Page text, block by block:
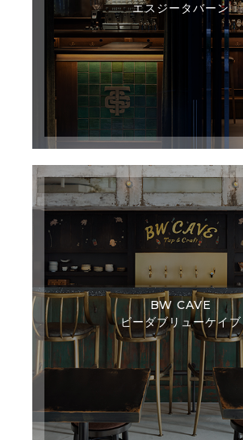
エスジータバーン
BW CAVE
ビーダブリューケイブ